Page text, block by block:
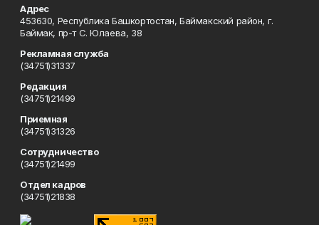
Адрес
453630, Республика Башкортостан, Баймакский район, г.
Баймак, пр-т С. Юлаева, 38
Рекламная служба
(34751)31337
Редакция
(34751)21499
Приемная
(34751)31326
Сотрудничество
(34751)21499
Отдел кадров
(34751)21838